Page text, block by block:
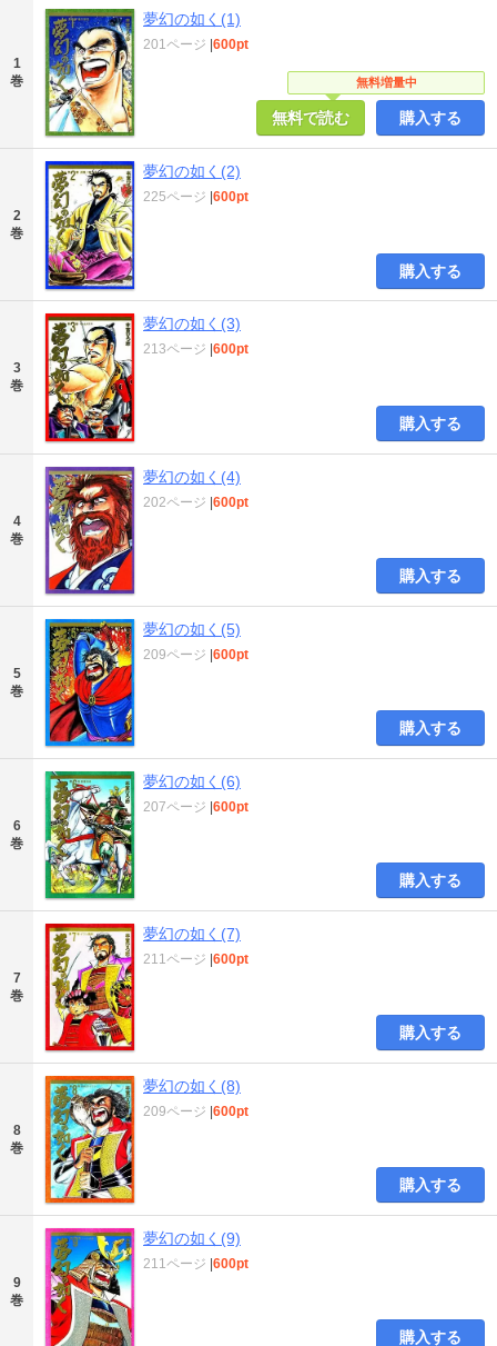
1
巻
夢幻の如く(1)
無料増量中
201ページ 600pt
無料で読む 購入する
2
巻
夢幻の如く(2)
225ページ 600pt
購入する
3
巻
夢幻の如く(3)
213ページ 600pt
購入する
4
巻
夢幻の如く(4)
202ページ 600pt
購入する
5
巻
夢幻の如く(5)
209ページ 600pt
購入する
6
巻
夢幻の如く(6)
207ページ 600pt
購入する
7
巻
夢幻の如く(7)
211ページ 600pt
購入する
8
巻
夢幻の如く(8)
209ページ 600pt
購入する
9
巻
夢幻の如く(9)
211ページ 600pt
購入する